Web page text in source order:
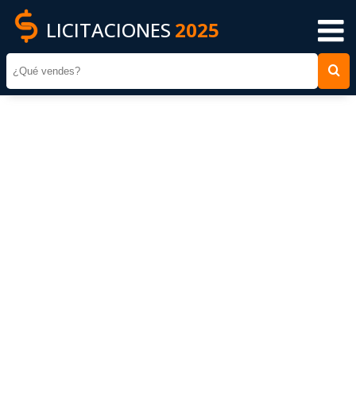
LICITACIONES 2025